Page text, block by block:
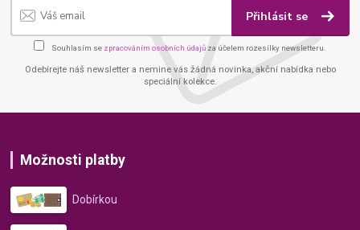
Přihlásit se
Souhlasím se zpracováním osobních údajů za účelem rozesílky newsletteru.
Odebírejte náš newsletter a nemine vás žádná novinka, akční nabídka nebo
speciální kolekce.
Možnosti platby
Dobírkou